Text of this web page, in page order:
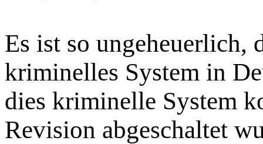
Es ist so ungeheuerlich,
kriminelles System in
dies kriminelle System
Revision abgeschaltet